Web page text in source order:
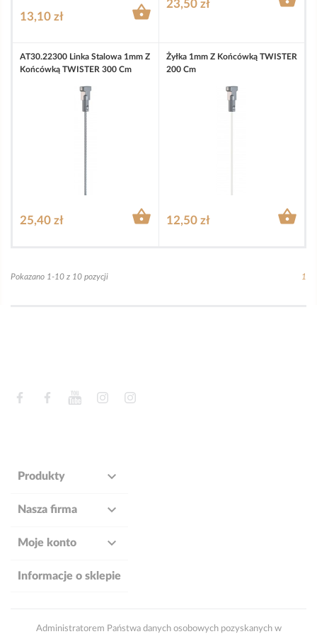
13,10 zł  23,50 zł
AT30.22300 Linka Stalowa 1mm Z
Końcówką TWISTER 300 Cm
25,40 zł 
Żyłka 1mm Z Końcówką TWISTER
200 Cm
12,50 zł 
Pokazano 1-10 z 10 pozycji 1
FacebookFacebookYouTubeInstagram
Produkty 
Nasza firma 
Moje konto 
Informacje o sklepie
Administratorem Państwa danych osobowych pozyskanych w